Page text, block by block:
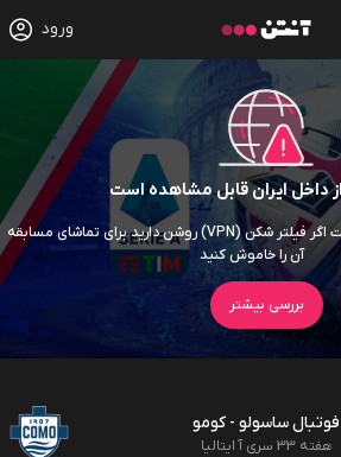
ورود
از داخل ایران قابل مشاهده است
آی پی شما خارج از ایران است اگر فیلتر شکن (VPN) روشن دارید برای تماشای مسابقه
آن را خاموش کنید
بررسی بیشتر
فوتبال ساسولو - کومو
هفته 33 سری آ ایتالیا